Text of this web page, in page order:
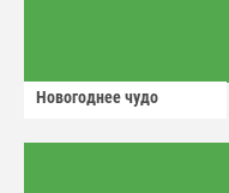
Новогоднее чудо